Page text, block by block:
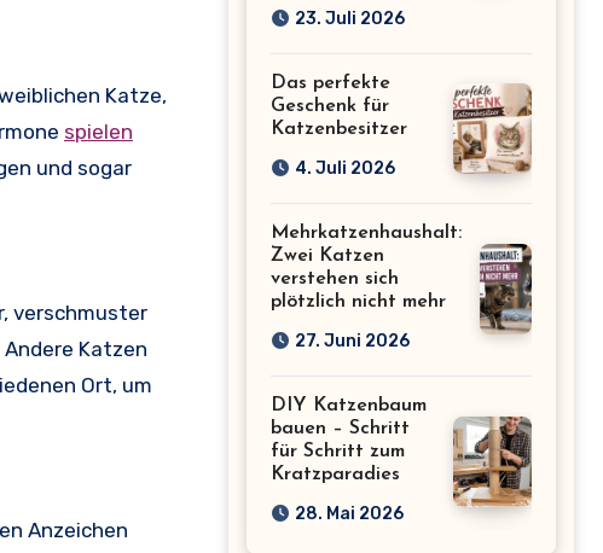
Katze,
spielen
und sogar
verschmuster
Katzen
Ort, um
Anzeichen
23. Juli 2026
Das perfekte
Geschenk für
Katzenbesitzer
4. Juli 2026
Mehrkatzenhaushalt:
Zwei Katzen
verstehen sich
plötzlich nicht mehr
27. Juni 2026
DIY Katzenbaum
bauen – Schritt
für Schritt zum
Kratzparadies
28. Mai 2026